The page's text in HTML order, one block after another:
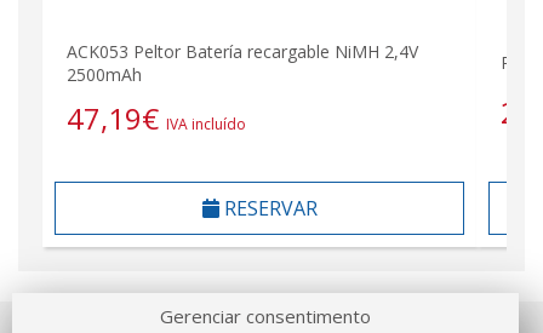
ACK053 Peltor Batería recargable NiMH 2,4V
2500mAh
47,19€ IVA incluído
RESERVAR
Gerenciar consentimento